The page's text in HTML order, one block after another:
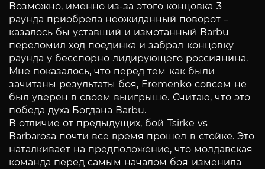
Возможно, именно из-за этого концовка 3
раунда приобрела неожиданный поворот –
казалось бы уставший и измотанный Вarbu
переломил ход поединка и забрал концовку
раунда у бесспорно лидирующего россиянина.
Мне показалось, что перед тем как были
зачитаны результаты боя, Eremenko совсем не
был уверен в своем выигрыше. Считаю, что это
победа духа Богдана Вarbu.
В отличие от предыдущих, бой Tsirke vs
Вarbarosa почти все время прошел в стойке. Это
наталкивает на предположение, что молдавская
команда перед самым началом боя изменила